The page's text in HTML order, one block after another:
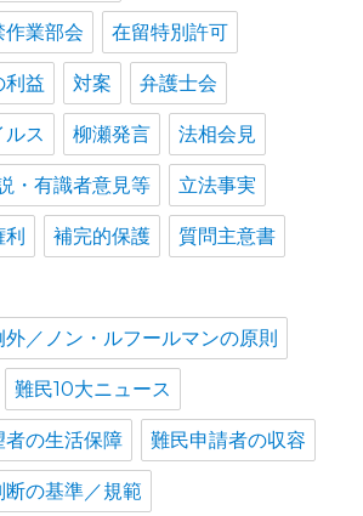
作業部会 在留特別許可
利益 対案 弁護士会
ルス 柳瀬発言 法相会見
・有識者意見等 立法事実
利 補完的保護 質問主意書
／ノン・ルフールマンの原則
難民10大ニュース
者の生活保障 難民申請者の収容
の基準／規範